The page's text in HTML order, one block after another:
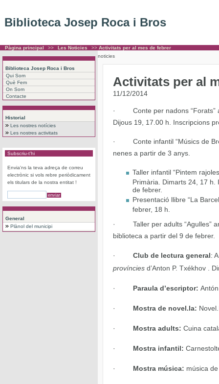
Biblioteca Josep Roca i Bros
Pàgina principal >> Les Noticies >> Activitats per al mes de febrer
Biblioteca Josep Roca i Bros
Qui Som
Què Fem
On Som
Contacte
Historial
Les nostres notícies
Les nostres activitats
Subscriu-t'hi
Envia'ns la teva adreça de correu
electrònic si vols rebre periòdicament
els titulars de la nostra entitat !
General
Plànol del municipi
noticies
Activitats per al
11/12/2014
·
Conte per nadons
Dijous 19, 17.00 h. Inscripcions
·
Conte infantil “Músics de
nenes a partir de 3 anys.
Taller infantil “Pintem
Primària. Dimarts 24, 17 h.
de febrer.
Presentació llibre “La
febrer, 18 h.
·
Taller per adults “Agulles”
biblioteca a partir del 9 de febrer.
· Club de lectura general:
províncies d’Anton P. Txékhov
· Paraula d’escriptor:
· Mostra de novel.la:
· Mostra adults: Cuina
· Mostra infantil:
· Mostra música: música